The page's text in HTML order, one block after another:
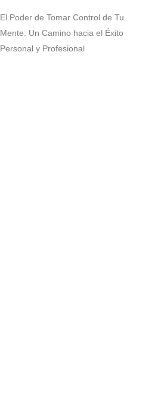
El Poder de Tomar Control de Tu
Mente: Un Camino hacia el Éxito
Personal y Profesional